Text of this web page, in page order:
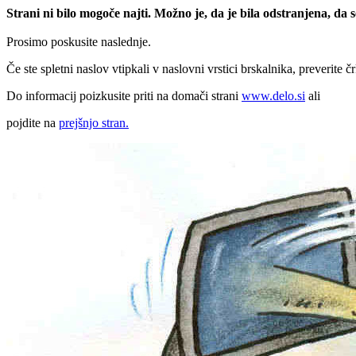
Strani ni bilo mogoče najti. Možno je, da je bila odstranjena, da
Prosimo poskusite naslednje.
Če ste spletni naslov vtipkali v naslovni vrstici brskalnika, preverite
Do informacij poizkusite priti na domači strani www.delo.si ali
pojdite na prejšnjo stran.